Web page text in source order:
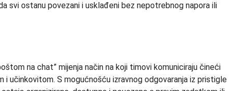
svi ostanu povezani i usklađeni bez nepotrebnog napora ili
na chat” mijenja način na koji timovi komuniciraju čineći
i učinkovitom. S mogućnošću izravnog odgovaranja iz pristigle